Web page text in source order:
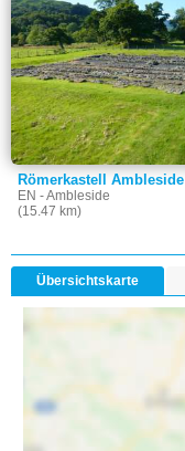
Römerkastell Ambleside
EN - Ambleside
(15.47 km)
Übersichtskarte